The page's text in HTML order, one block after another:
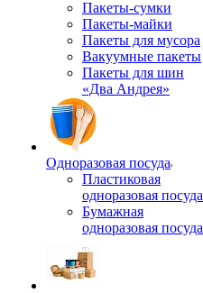
Пакеты-сумки
Пакеты-майки
Пакеты для мусора
Вакуумные пакеты
Пакеты для шин
«Два Андрея»
Одноразовая посуда
Пластиковая
одноразовая посуда
Бумажная
одноразовая посуда